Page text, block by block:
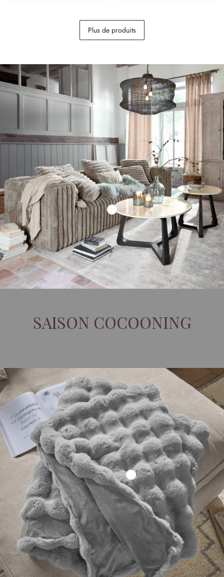
Lot de 3 housses de
coussins Shahrine
Plus de produits
SAISON COCOONING